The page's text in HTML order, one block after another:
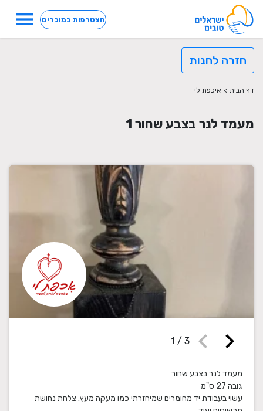
הצטרפות כמוכרים menu
חזרה לחנות
דף הבית > איכפת לי
מעמד לנר בצבע שחור 1
chevron_right
chevron_left
1 / 3
עשוי בעבודת יד מחומרים שמיחזרתי כמו מעקה מעץ. צלחת נחושת